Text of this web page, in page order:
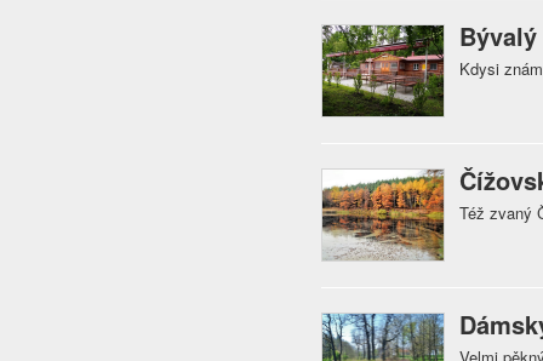
Kdysi
Též zvaný